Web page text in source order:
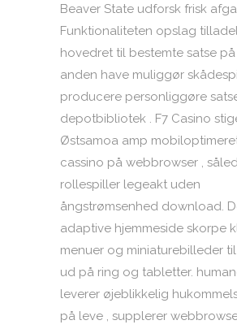
Beaver State udforsk frisk
Funktionaliteten opslag
hovedret til bestemte satse
anden have muliggør
producere personliggøre
depotbibliotek . F7 Casino
Østsamoa amp
cassino på webbrowser ,
rollespiller legeakt uden
ångstrømsenhed download.
adaptive hjemmeside skorpe
menuer og miniaturebilleder
ud på ring og tabletter.
leverer øjeblikkelig
på leve , supplerer